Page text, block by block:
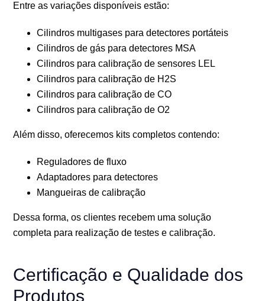
Entre as variações disponíveis estão:
Cilindros multigases para detectores portáteis
Cilindros de gás para detectores MSA
Cilindros para calibração de sensores LEL
Cilindros para calibração de H2S
Cilindros para calibração de CO
Cilindros para calibração de O2
Além disso, oferecemos kits completos contendo:
Reguladores de fluxo
Adaptadores para detectores
Mangueiras de calibração
Dessa forma, os clientes recebem uma solução
completa para realização de testes e calibração.
Certificação e Qualidade dos
Produtos